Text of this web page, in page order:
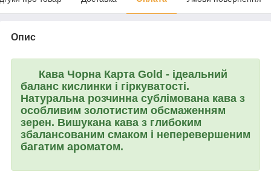
Опис
Кава Чорна Карта Gold - ідеальний
баланс кислинки і гіркуватості.
Натуральна розчинна сублімована кава з
особливим золотистим обсмаженням
зерен. Вишукана кава з глибоким
збалансованим смаком і неперевершеним
багатим ароматом.